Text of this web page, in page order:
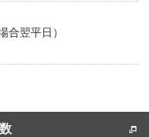
合翌平日）